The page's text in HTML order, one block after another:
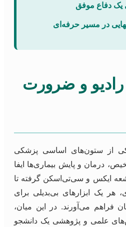
یک دفاع موفق
در مسیر حرفه‌ای
و ضرورت
از ستون‌های اساسی پزشکی
درمان و پایش بیماری‌ها ایفا
ایکس و سی‌تی‌اسکن گرفته تا
هر یک ابزارهای بی‌بدیلی برای
فراهم می‌آورند. در این میان،
علمی و پژوهشی یک دانشجو